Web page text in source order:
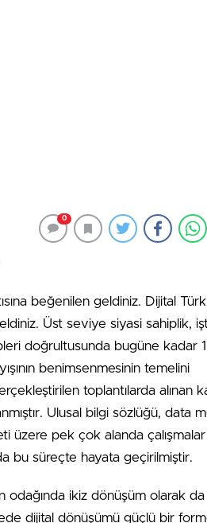
0
beğenilen geldiniz. Dijital
Üst seviye siyasi sahiplik,
doğrultusunda bugüne kadar
benimsenmesinin temelini
toplantılarda alınan
Ulusal bilgi sözlüğü, data
üzere pek çok alanda çalışmalar
bu süreçte hayata geçirilmiştir.
odağında ikiz dönüşüm olarak da
dijital dönüşümü güçlü bir